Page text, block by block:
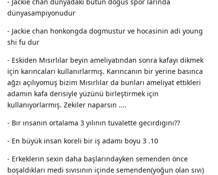
dünyasampiyonudur
- Jackie chan honkongda dogmustur ve hocasinin adi young
shi fu dur
- Eskiden Mısırlılar beyin ameliyatından sonra kafayı dikmek
için karıncaları kullanırlarmış. Karıncanın bir yerine basınca
ağzı açılıyomuş bizim Mısırlılar da bunları ameliyat ettikleri
adamın kafa derisiyle yüzünü birleştirmek için
kullanıyorlarmış. Zekiler naparsın ....
- Bır ınsanın ortalama 3 yılının tuvalette gecırdıgını??
- En büyük insan koreli bir iş adamı boyu 3 .10
- Erkeklerin sexin daha başlarındayken semenden önce
boşaldıkları medi sıvısının içinde semenden(yoğun olan sıvı)